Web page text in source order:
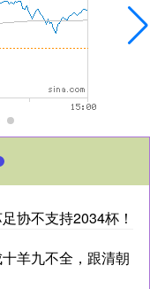
协不支持2034杯！
羊九不全，跟清朝